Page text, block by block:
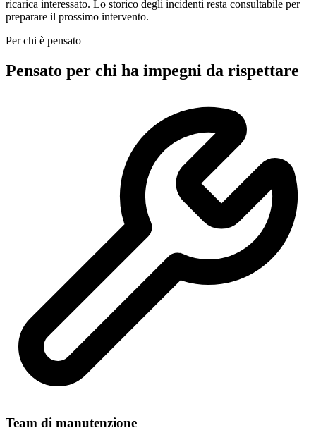
ricarica interessato. Lo storico degli incidenti resta consultabile per
preparare il prossimo intervento.
Per chi è pensato
Pensato per chi ha impegni da rispettare
Team di manutenzione